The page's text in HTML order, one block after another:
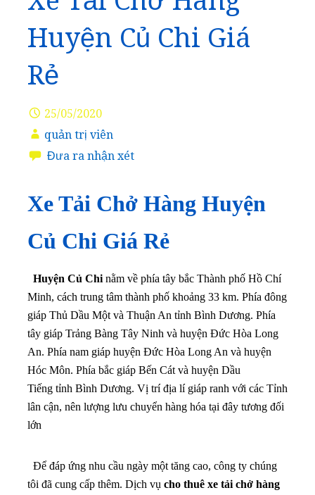
Huyện Củ Chi Giá
Rẻ
25/05/2020
quản trị viên
Đưa ra nhận xét
Xe Tải Chở Hàng Huyện
Củ Chi Giá Rẻ
Huyện Củ Chi nằm về phía tây bắc Thành phố Hồ Chí
Minh, cách trung tâm thành phố khoảng 33 km. Phía đông
giáp Thủ Dầu Một và Thuận An tỉnh Bình Dương. Phía
tây giáp Trảng Bàng Tây Ninh và huyện Đức Hòa Long
An. Phía nam giáp huyện Đức Hòa Long An và huyện
Hóc Môn. Phía bắc giáp Bến Cát và huyện Dầu
Tiếng tỉnh Bình Dương. Vị trí địa lí giáp ranh với các Tỉnh
lân cận, nên lượng lưu chuyển hàng hóa tại đây tương đối
lớn
Để đáp ứng nhu cầu ngày một tăng cao, công ty chúng
tôi đã cung cấp thêm. Dịch vụ cho thuê xe tải chở hàng